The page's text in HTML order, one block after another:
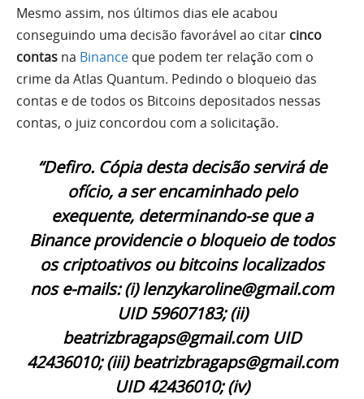
Mesmo assim, nos últimos dias ele acabou
conseguindo uma decisão favorável ao citar cinco
contas na Binance que podem ter relação com o
crime da Atlas Quantum. Pedindo o bloqueio das
contas e de todos os Bitcoins depositados nessas
contas, o juiz concordou com a solicitação.
“Defiro. Cópia desta decisão servirá de
ofício, a ser encaminhado pelo
exequente, determinando-se que a
Binance providencie o bloqueio de todos
os criptoativos ou bitcoins localizados
nos e-mails: (i) lenzykaroline@gmail.com
UID 59607183; (ii)
beatrizbragaps@gmail.com UID
42436010; (iii) beatrizbragaps@gmail.com
UID 42436010; (iv)